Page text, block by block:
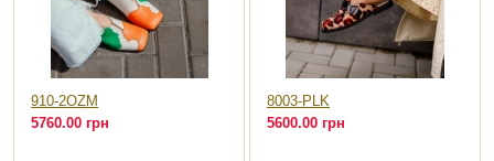
910-2OZM
5760.00 грн
8003-PLK
5600.00 грн